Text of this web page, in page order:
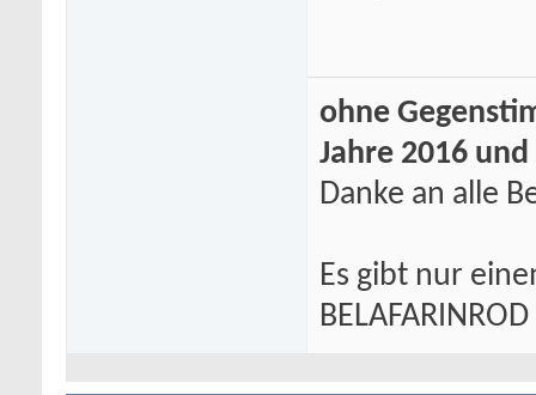
ohne
Jahre 2016 und
Danke an alle
Es gibt nur
BELAFARINROD